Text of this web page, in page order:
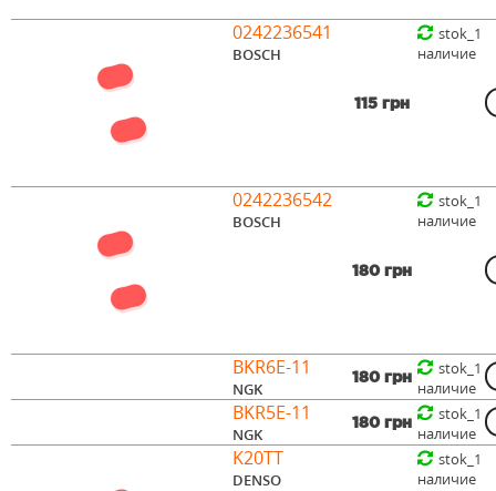
0242236541
BOSCH
115 грн
stok_1
наличие
0242236542
BOSCH
180 грн
stok_1
наличие
BKR6E-11
NGK
180 грн
stok_1
наличие
BKR5E-11
NGK
180 грн
stok_1
наличие
K20TT
DENSO
stok_1
наличие